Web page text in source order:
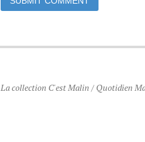
La collection C'est Malin / Quotidien